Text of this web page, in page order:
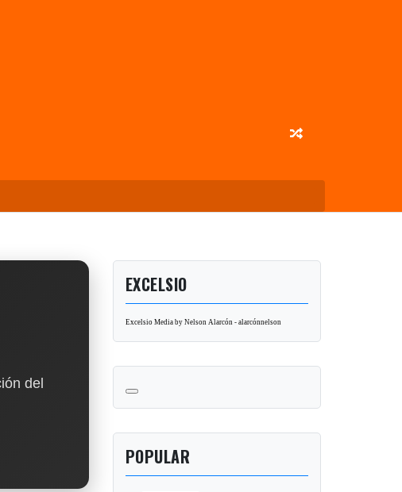
del
EXCELSIO
Excelsio Media by Nelson Alarcón - alarcónnelson
POPULAR